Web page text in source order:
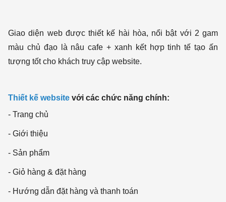
Giao diện web được thiết kế hài hòa, nổi bật với 2 gam
màu chủ đạo là nâu cafe + xanh kết hợp tinh tế tạo ấn
tượng tốt cho khách truy cập website.
Thiết kế website với các chức năng chính:
- Trang chủ
- Giới thiệu
- Sản phẩm
- Giỏ hàng & đặt hàng
- Hướng dẫn đặt hàng và thanh toán